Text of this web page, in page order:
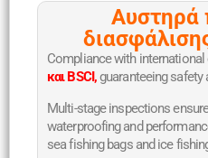
Αυστηρά
Compliance with
και BSCI,guaranteeing safety
Multi-stage inspections
waterproofing and
sea fishing bags and ice